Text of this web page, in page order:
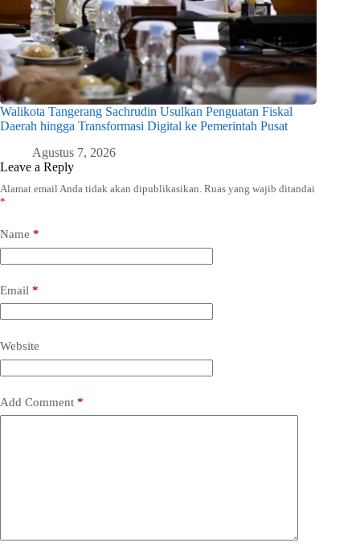
Walikota Tangerang Sachrudin Usulkan Penguatan Fiskal
Daerah hingga Transformasi Digital ke Pemerintah Pusat
Agustus 7, 2026
Leave a Reply
Alamat email Anda tidak akan dipublikasikan. Ruas yang wajib ditandai
*
Name *
Email *
Website
Add Comment *